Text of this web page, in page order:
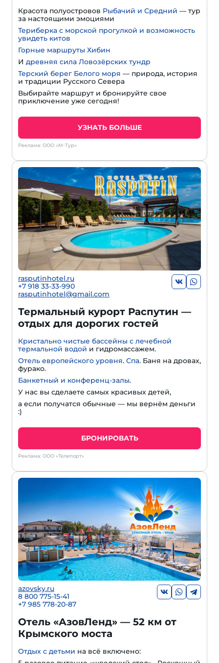
Красота полуостровов Рыбачий и Средний — тур
за настоящими эмоциями
Териберка с морской прогулкой и возможность
увидеть китов
Горные маршруты Хибин
И древняя сила Ловозёрских тундр
Терский берег Белого моря — природа, история
и традиции Русского Севера
Выбирайте маршрут и бронируйте свое
приключение уже сегодня!
УЗНАТЬ БОЛЬШЕ
Реклама: ООО «М-Тур»
rasputinhotel.ru
+7 918 33-33-990
rasputinhotel@gmail.com
Термальный курорт Распутин —
отдых для дорогих гостей
Кристально чистые бассейны с лечебной
термальной водой и гидромассажем.
Отель европейского уровня. Спа. Баня на дровах,
фурако.
Банкетный и конференц-залы.
У нас вы сделаете самых красивых детей,
а если получатся обычные — мы вернём деньги
:)
БРОНИРОВАТЬ
Реклама: ООО «Телепорт»
azovsky.ru
8 800 775-15-41
+7 985 778-20-87
Отель «АзовЛенд» — 52 км от
Крымского моста
Отдых с детьми на всё включено: